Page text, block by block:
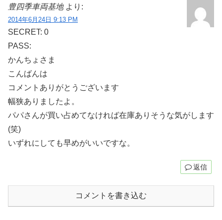
豊四季車両基地 より:
2014年6月24日 9:13 PM
SECRET: 0
PASS:
かんちょさま
こんばんは
コメントありがとうございます
幅狭ありましたよ。
パパさんが買い占めてなければ在庫ありそうな気がします
(笑)
いずれにしても早めがいいですな。
返信
コメントを書き込む